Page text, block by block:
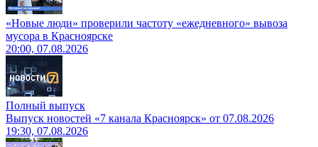
«Новые люди» проверили частоту «ежедневного» вывоза
мусора в Красноярске
20:00, 07.08.2026
Полный выпуск
Выпуск новостей «7 канала Красноярск» от 07.08.2026
19:30, 07.08.2026